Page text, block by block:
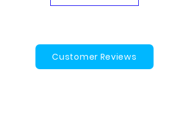
Customer Reviews